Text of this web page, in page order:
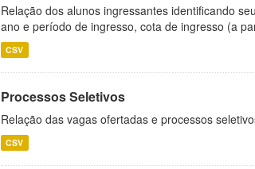
Relação dos alunos ingressantes identificando
ano e período de ingresso, cota de ingresso (a
CSV
Processos Seletivos
Relação das vagas ofertadas e processos
CSV